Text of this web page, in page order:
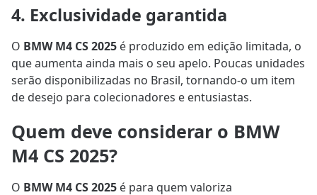
4. Exclusividade garantida
O BMW M4 CS 2025 é produzido em edição limitada, o
que aumenta ainda mais o seu apelo. Poucas unidades
serão disponibilizadas no Brasil, tornando-o um item
de desejo para colecionadores e entusiastas.
Quem deve considerar o BMW
M4 CS 2025?
O BMW M4 CS 2025 é para quem valoriza